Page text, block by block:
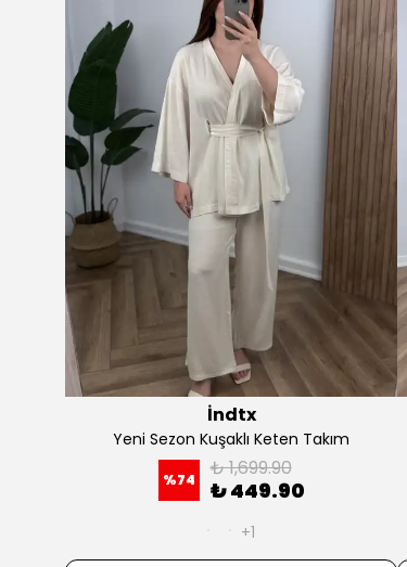
İndtx
Yeni Sezon Kuşaklı Keten Takım
%74 ₺ 1,699.90
₺ 449.90
+1